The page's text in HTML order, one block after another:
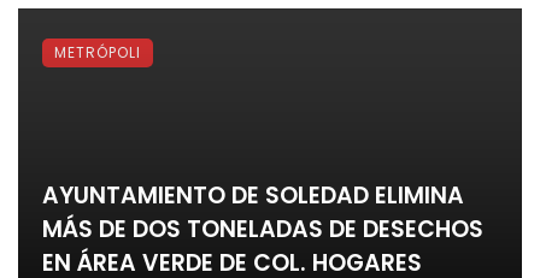
AYUNTAMIENTO DE SOLEDAD ELIMINA
MÁS DE DOS TONELADAS DE DESECHOS
EN ÁREA VERDE DE COL. HOGARES
METRÓPOLI